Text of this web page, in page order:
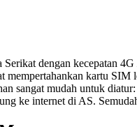
dengan kecepatan
mempertahankan kartu
sangat mudah untuk
ke internet di AS.